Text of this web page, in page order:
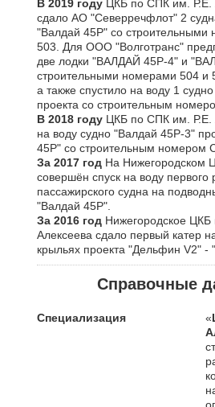
В 2019 году ЦКБ по СПК им. Р.Е.
сдало АО "Северречфлот" 2
"Валдай 45Р" со строительными
503. Для ООО "Волготранс"
две лодки "ВАЛДАЙ 45Р-4" и
строительными номерами 504 и
а также спустило на воду 1
проекта со строительным
В 2018 году ЦКБ по СПК им. Р.Е.
на воду судно "Валдай 45Р-3"
45Р" со строительным номером
За 2017 год На Нижегородском
совершён спуск на воду первого
пассажирского судна на
"Валдай 45Р".
За 2016 год Нижегородское
Алексеева сдало первый катер
крыльях проекта "Дельфин V2" -
Справочные
Специализация «